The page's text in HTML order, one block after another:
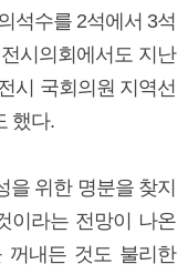
석수를 2석에서 3석
시의회에서도 지난
시 국회의원 지역선
했다.
을 위한 명분을 찾지
이라는 전망이 나온
꺼내든 것도 불리한